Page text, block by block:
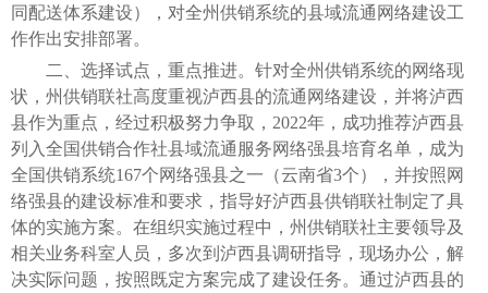
同配送体系建设），对全州供销系统的县域流通网络建设工
作作出安排部署。
二、选择试点，重点推进。针对全州供销系统的网络现
状，州供销联社高度重视泸西县的流通网络建设，并将泸西
县作为重点，经过积极努力争取，2022年，成功推荐泸西县
列入全国供销合作社县域流通服务网络强县培育名单，成为
全国供销系统167个网络强县之一（云南省3个），并按照网
络强县的建设标准和要求，指导好泸西县供销联社制定了具
体的实施方案。在组织实施过程中，州供销联社主要领导及
相关业务科室人员，多次到泸西县调研指导，现场办公，解
决实际问题，按照既定方案完成了建设任务。通过泸西县的